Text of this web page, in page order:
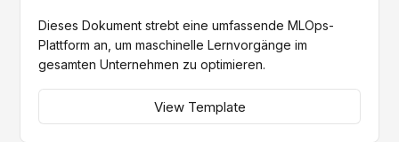
Dieses Dokument strebt eine umfassende MLOps-
Plattform an, um maschinelle Lernvorgänge im
gesamten Unternehmen zu optimieren.
View Template